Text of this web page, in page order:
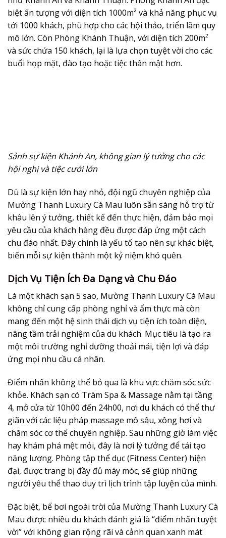
biệt ấn tượng với diện tích 1000m² và khả năng phục vụ
tới 1000 khách, phù hợp cho các hội thảo, triển lãm quy
mô lớn. Còn Phòng Khánh Thuận, với diện tích 200m²
và sức chứa 150 khách, lại là lựa chọn tuyệt vời cho các
buổi họp mặt, đào tạo hoặc tiệc thân mật hơn.
Sảnh sự kiện Khánh An, không gian lý tưởng cho các
hội nghị và tiệc cưới lớn
Dù là sự kiện lớn hay nhỏ, đội ngũ chuyên nghiệp của
Mường Thanh Luxury Cà Mau luôn sẵn sàng hỗ trợ từ
khâu lên ý tưởng, thiết kế đến thực hiện, đảm bảo mọi
yêu cầu của khách hàng đều được đáp ứng một cách
chu đáo nhất. Đây chính là yếu tố tạo nên sự khác biệt,
biến mỗi sự kiện thành một kỷ niệm khó quên.
Dịch Vụ Tiện Ích Đa Dạng và Chu Đáo
Là một khách sạn 5 sao, Mường Thanh Luxury Cà Mau
không chỉ cung cấp phòng nghỉ và ẩm thực mà còn
mang đến một hệ sinh thái dịch vụ tiện ích toàn diện,
nâng tầm trải nghiệm của du khách. Mục tiêu là tạo ra
một môi trường nghỉ dưỡng thoải mái, tiện lợi và đáp
ứng mọi nhu cầu cá nhân.
Điểm nhấn không thể bỏ qua là khu vực chăm sóc sức
khỏe. Khách sạn có Tràm Spa & Massage nằm tại tầng
4, mở cửa từ 10h00 đến 24h00, nơi du khách có thể thư
giãn với các liệu pháp massage mô sâu, xông hơi và
chăm sóc cơ thể chuyên nghiệp. Sau những giờ làm việc
hay khám phá mệt mỏi, đây là nơi lý tưởng để tái tạo
năng lượng. Phòng tập thể dục (Fitness Center) hiện
đại, được trang bị đầy đủ máy móc, sẽ giúp những
người yêu thể thao duy trì lịch trình tập luyện của mình.
Đặc biệt, bể bơi ngoài trời của Mường Thanh Luxury Cà
Mau được nhiều du khách đánh giá là “điểm nhấn tuyệt
vời” với không gian rộng rãi và cảnh quan xanh mát